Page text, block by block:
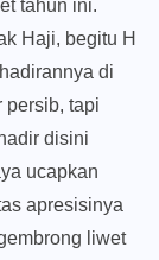
tahun ini.
Haji, begitu H
di
persib, tapi
disini
ucapkan
apresisinya
liwet